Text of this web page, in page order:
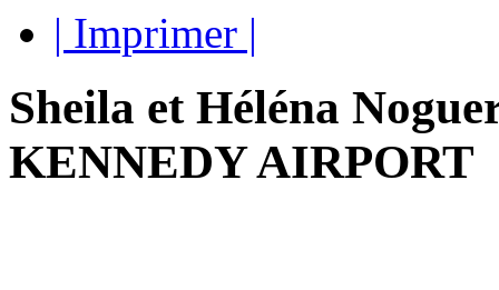
| Imprimer |
Sheila et Héléna
KENNEDY AIRPORT